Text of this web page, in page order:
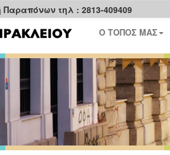
τηλ : 2813-409409
Ο ΤΟΠΟΣ ΜΑΣ